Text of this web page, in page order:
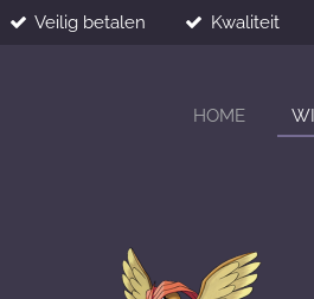
Veilig betalen Kwaliteit
HOME